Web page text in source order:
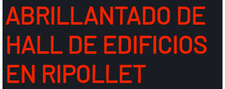
ABRILLANTADO DE
HALL DE EDIFICIOS
EN RIPOLLET